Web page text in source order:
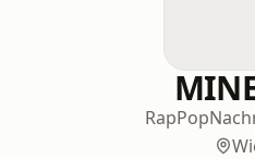
RapPop